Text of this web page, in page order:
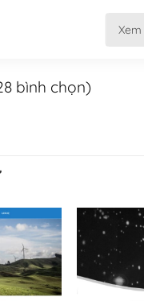
vấn đề giao diện của
sàng hỗ trợ
diễn đàn cộng đồng
bình chọn)